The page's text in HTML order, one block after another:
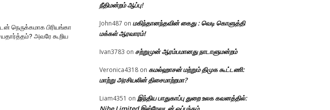
நெருக்கமாக பிரியங்கா
அவரே கூறிய
நீதிமன்றம் ஆப்பு!
John487 on மகிந்தானந்தவின் கைது : வெடி கொளுத்தி
மக்கள் ஆரவாரம்!
Ivan3783 on சற்றுமுன் ஆரம்பமானது நாடாளுமன்றம்
Veronica4318 on கமல்ஹாசன் மற்றும் திமுக கூட்டணி:
மாற்று அரசியலின் திசைமாற்றமா?
Liam4351 on இந்திய பாதுகாப்பு துறை உலக கவனத்தில்: